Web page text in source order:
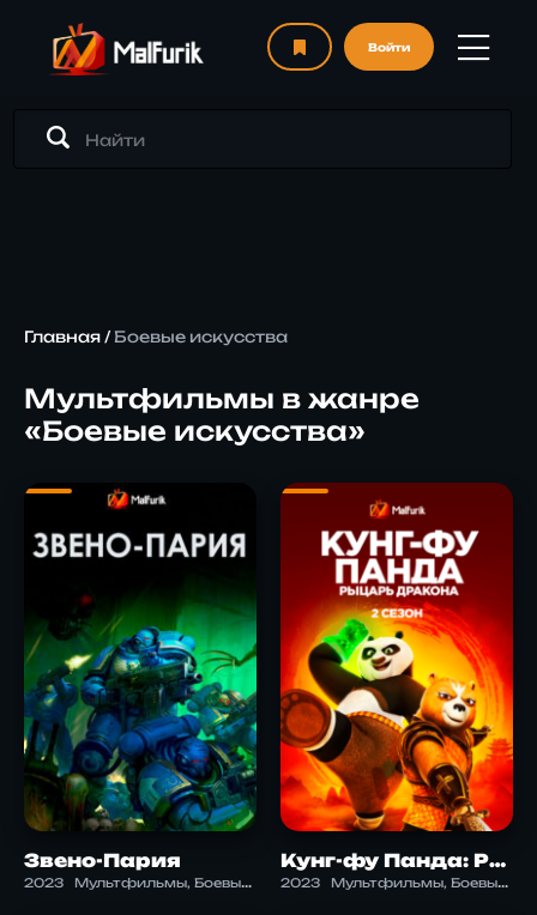
Войти
Главная/ Боевые искусства
Мультфильмы в жанре
«Боевые искусства»
Звено-Пария
2023 Мультфильмы, Боевые искусства, Приключения, Фантастика
Кунг-фу Панда: Рыцарь дракона 2 Сезон
2023 Мультфильмы, Боевые искусства, Детектив, Комедия, Боевик, Приключения, Семейный, Фэнтези